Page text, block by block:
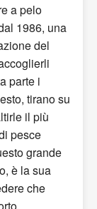
a pelo
1986, una
del
parte i
tirano su
il più
pesce
grande
è la sua
che